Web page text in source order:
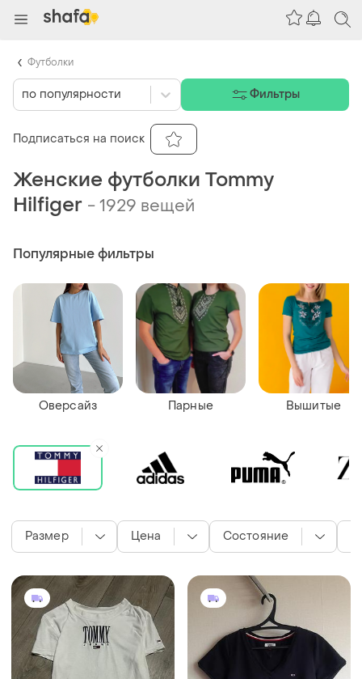
Женские футболки Tommy
Hilfiger -1929 вещей
Популярные фильтры
Оверсайз Парные Вышитые
Размер Цена Состояние
по популярности Фильтры
Подписаться на поиск
Футболки